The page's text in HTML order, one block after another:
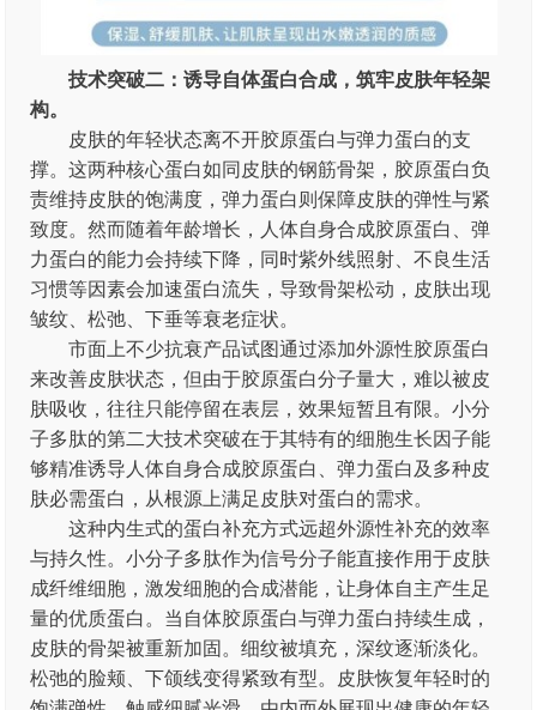
技术突破二：诱导自体蛋白合成，筑牢皮肤年轻架
构。
皮肤的年轻状态离不开胶原蛋白与弹力蛋白的支
撑。这两种核心蛋白如同皮肤的钢筋骨架，胶原蛋白负
责维持皮肤的饱满度，弹力蛋白则保障皮肤的弹性与紧
致度。然而随着年龄增长，人体自身合成胶原蛋白、弹
力蛋白的能力会持续下降，同时紫外线照射、不良生活
习惯等因素会加速蛋白流失，导致骨架松动，皮肤出现
皱纹、松弛、下垂等衰老症状。
市面上不少抗衰产品试图通过添加外源性胶原蛋白
来改善皮肤状态，但由于胶原蛋白分子量大，难以被皮
肤吸收，往往只能停留在表层，效果短暂且有限。小分
子多肽的第二大技术突破在于其特有的细胞生长因子能
够精准诱导人体自身合成胶原蛋白、弹力蛋白及多种皮
肤必需蛋白，从根源上满足皮肤对蛋白的需求。
这种内生式的蛋白补充方式远超外源性补充的效率
与持久性。小分子多肽作为信号分子能直接作用于皮肤
成纤维细胞，激发细胞的合成潜能，让身体自主产生足
量的优质蛋白。当自体胶原蛋白与弹力蛋白持续生成，
皮肤的骨架被重新加固。细纹被填充，深纹逐渐淡化。
松弛的脸颊、下颌线变得紧致有型。皮肤恢复年轻时的